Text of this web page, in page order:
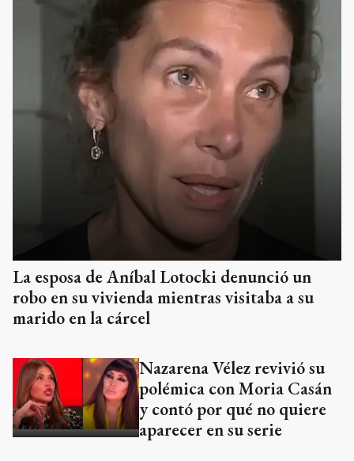
La esposa de Aníbal Lotocki denunció un
robo en su vivienda mientras visitaba a su
marido en la cárcel
Nazarena Vélez revivió su
polémica con Moria Casán
y contó por qué no quiere
aparecer en su serie